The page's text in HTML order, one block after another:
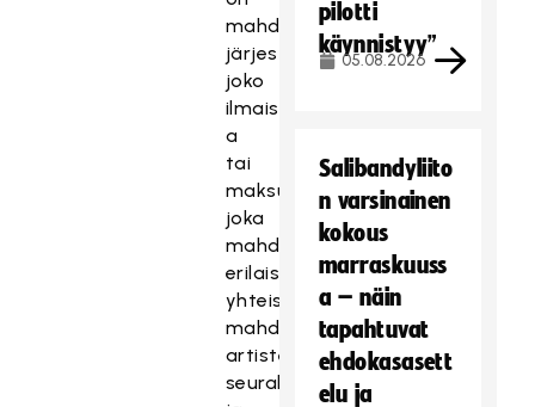
mahdollista
järjestää
joko
ilmaisin
a
tai
maksullisina,
joka
mahdollistaa
erilaisia
yhteistyön
mahdollisuuksia
artisteille,
seuralle
pilotti
käynnistyy”
05.08.2026
Salibandyliito
n varsinainen
kokous
marraskuuss
a – näin
tapahtuvat
ehdokasasett
elu ja